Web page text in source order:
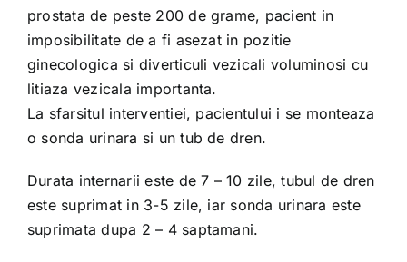
prostata de peste 200 de grame, pacient in
imposibilitate de a fi asezat in pozitie
ginecologica si diverticuli vezicali voluminosi cu
litiaza vezicala importanta.
La sfarsitul interventiei, pacientului i se monteaza
o sonda urinara si un tub de dren.
Durata internarii este de 7 – 10 zile, tubul de dren
este suprimat in 3-5 zile, iar sonda urinara este
suprimata dupa 2 – 4 saptamani.